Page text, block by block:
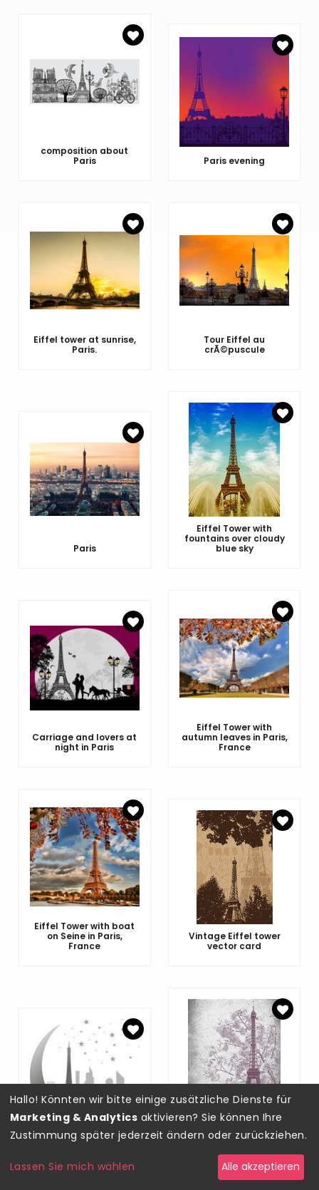
composition about
Paris
Paris evening
Eiffel tower at sunrise,
Paris.
Tour Eiffel au
crÃ©puscule
Paris
Eiffel Tower with
fountains over cloudy
blue sky
Carriage and lovers at
night in Paris
Eiffel Tower with
autumn leaves in Paris,
France
Eiffel Tower with boat
on Seine in Paris,
France
Vintage Eiffel tower
vector card
Ramadan Paris
Retro poster of Eiffel
tower from Paris,
Hallo! Könnten wir bitte einige zusätzliche Dienste für
Marketing & Analytics aktivieren? Sie können Ihre
Zustimmung später jederzeit ändern oder zurückziehen.
Lassen Sie mich wählen Alle akzeptieren